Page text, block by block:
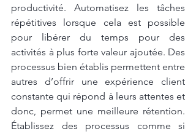
productivité. Automatisez les tâches
répétitives lorsque cela est possible
pour libérer du temps pour des
activités à plus forte valeur ajoutée. Des
processus bien établis permettent entre
autres d’offrir une expérience client
constante qui répond à leurs attentes et
donc, permet une meilleure rétention.
Établissez des processus comme si